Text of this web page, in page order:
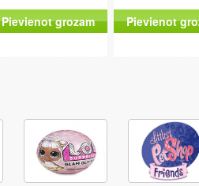
Pievienot grozam Pievienot